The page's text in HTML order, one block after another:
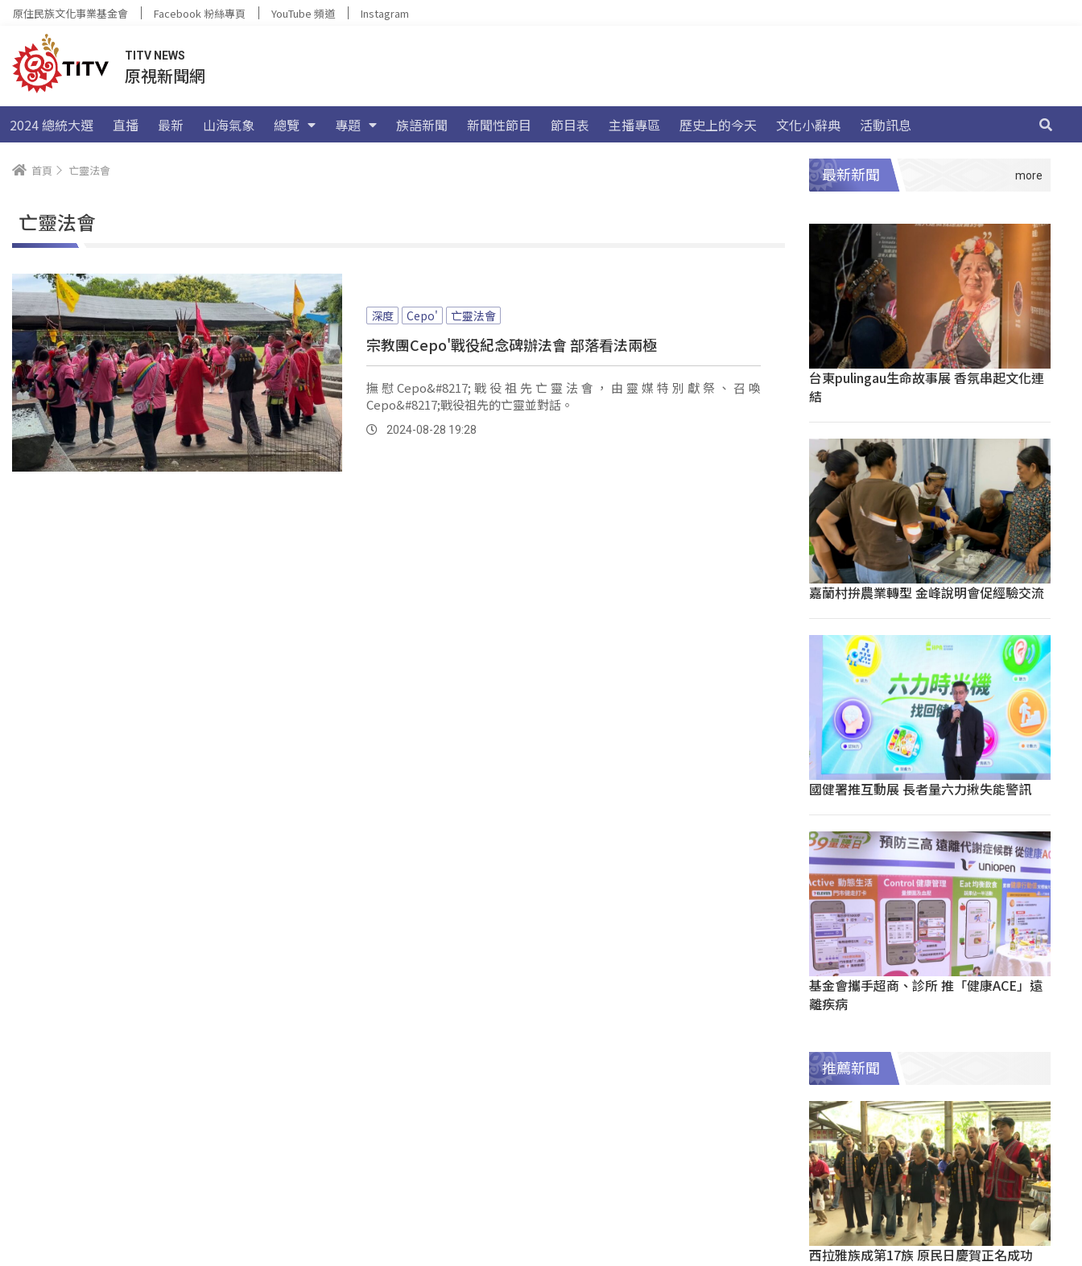
原住民族文化事業基金會 Facebook 粉絲專頁 YouTube 頻道 Instagram
TITV NEWS
原視新聞網
2024 總統大選 直播 最新 山海氣象 總覽 專題 族語新聞 新聞性節目 節目表 主播專區 歷史上的今天 文化小辭典 活動訊息
首頁 亡靈法會
亡靈法會
深度 Cepo' 亡靈法會
宗教團Cepo'戰役紀念碑辦法會 部落看法兩極
撫慰Cepo&#8217;戰役祖先亡靈法會，由靈媒特別獻祭、召喚
Cepo&#8217;戰役祖先的亡靈並對話。
2024-08-28 19:28
最新新聞
台東pulingau生命故事展 香氛串起文化連
結
嘉蘭村拚農業轉型 金峰說明會促經驗交流
國健署推互動展 長者量六力揪失能警訊
基金會攜手超商、診所 推「健康ACE」遠
離疾病
推薦新聞
西拉雅族成第17族 原民日慶賀正名成功